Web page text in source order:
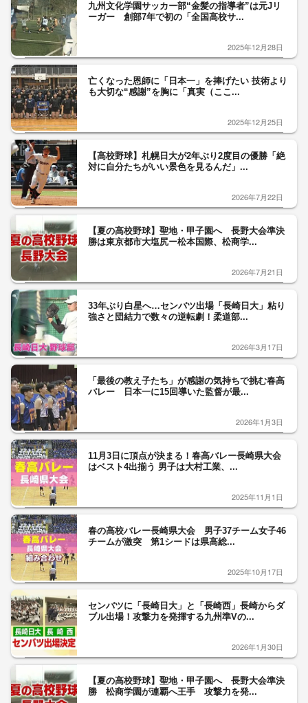
九州文化学園サッカー部“金髪の指導者”は元Jリ
ーガー 創部7年で初の「全国高校サ...
2025年12月28日
亡くなった恩師に「日本一」を捧げたい 技術より
も大切な“感謝”を胸に「真実（ここ...
2025年12月25日
【高校野球】札幌日大が2年ぶり2度目の優勝「絶
対に自分たちがいい景色を見るんだ」...
2026年7月22日
【夏の高校野球】聖地・甲子園へ 長野大会準決
勝は東京都市大塩尻ー松本国際、松商学...
2026年7月21日
33年ぶり白星へ…センバツ出場「長崎日大」粘り
強さと団結力で数々の逆転劇！柔道部...
2026年3月17日
「最後の教え子たち」が感謝の気持ちで挑む春高
バレー 日本一に15回導いた監督が最...
2026年1月3日
11月3日に頂点が決まる！春高バレー長崎県大会
はベスト4出揃う 男子は大村工業、...
2025年11月1日
春の高校バレー長崎県大会 男子37チーム女子46
チームが激突 第1シードは県高総...
2025年10月17日
センバツに「長崎日大」と「長崎西」長崎からダ
ブル出場！攻撃力を発揮する九州準Vの...
2026年1月30日
【夏の高校野球】聖地・甲子園へ 長野大会準決
勝 松商学園が連覇へ王手 攻撃力を発...